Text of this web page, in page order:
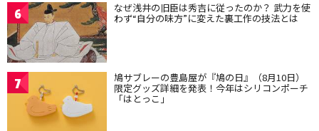
6 なぜ浅井の旧臣は秀吉に従ったのか？ 武力を使
わず“自分の味方”に変えた裏工作の技法とは
7 鳩サブレーの豊島屋が『鳩の日』（8月10日）
限定グッズ詳細を発表！今年はシリコンポーチ
「はとっこ」